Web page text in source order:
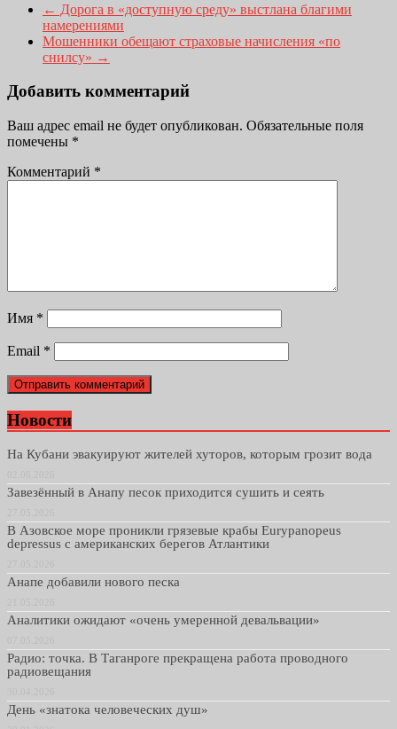
← Дорога в «доступную среду» выстлана благими
намерениями
Мошенники обещают страховые начисления «по
снилсу» →
Добавить комментарий
Ваш адрес email не будет опубликован. Обязательные поля
помечены *
Комментарий *
Имя *
Email *
Новости
На Кубани эвакуируют жителей хуторов, которым грозит вода
Завезённый в Анапу песок приходится сушить и сеять
В Азовское море проникли грязевые крабы Eurypanopeus
depressus с американских берегов Атлантики
Анапе добавили нового песка
Аналитики ожидают «очень умеренной девальвации»
Радио: точка. В Таганроге прекращена работа проводного
радиовещания
День «знатока человеческих душ»